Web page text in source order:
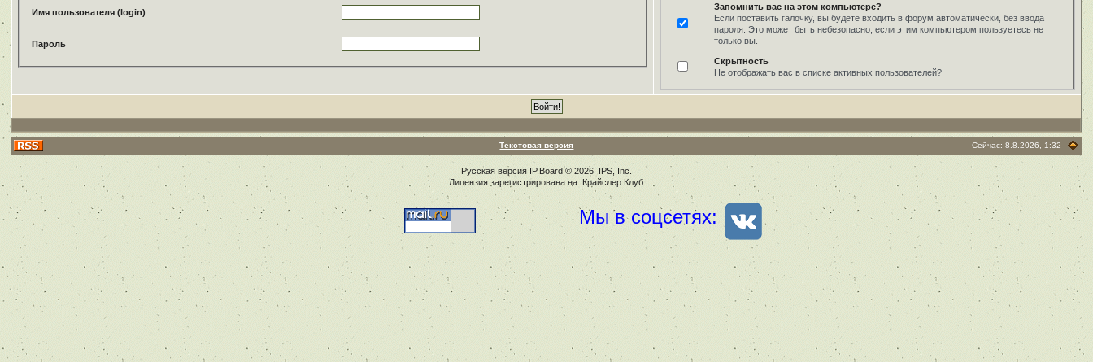
Имя пользователя (login)
Пароль
Запомнить вас на этом компьютере?
Если поставить галочку, вы будете входить в форум автоматически, без ввода
пароля. Это может быть небезопасно, если этим компьютером пользуетесь не
только вы.
Скрытность
Не отображать вас в списке активных пользователей?
Текстовая версия Сейчас: 8.8.2026, 1:32
Русская версия IP.Board© 2026 IPS, Inc
Лицензия зарегистрирована на: Крайслер Клуб
Мы в соцсетях: